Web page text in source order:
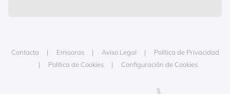
Contacta Emisoras Aviso Legal
Política de Privacidad
Política de Cookies
Configuración de Cookies